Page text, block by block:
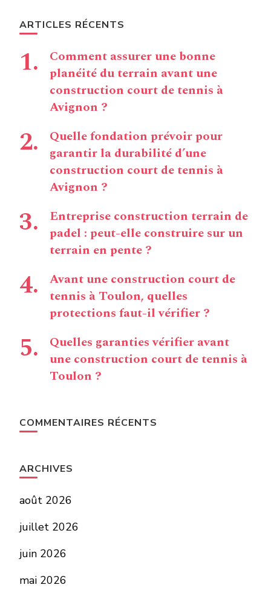
ARTICLES RÉCENTS
Comment assurer une bonne
planéité du terrain avant une
construction court de tennis à
Avignon ?
Quelle fondation prévoir pour
garantir la durabilité d’une
construction court de tennis à
Avignon ?
Entreprise construction terrain de
padel : peut-elle construire sur un
terrain en pente ?
Avant une construction court de
tennis à Toulon, quelles
protections faut-il vérifier ?
Quelles garanties vérifier avant
une construction court de tennis à
Toulon ?
COMMENTAIRES RÉCENTS
ARCHIVES
août 2026
juillet 2026
juin 2026
mai 2026